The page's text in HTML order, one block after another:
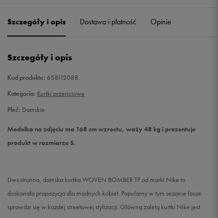
S Powiadom o dostępności
XL Powiadom o dostępności
Szczegóły i opis Dostawa i płatność Opinie
Szczegóły i opis
Kod produktu: 658112088
Kategoria: Kurtki przejściowe
Płeć: Damskie
Modelka na zdjęciu ma 168 cm wzrostu, waży 48 kg i prezentuje
produkt w rozmiarze S.
Dwustronna, damska kurtka WOVEN BOMBER TP od marki Nike to
doskonała propozycja dla modnych kobiet. Popularny w tym sezonie fason
sprawdzi się w każdej streetowej stylizacji. Główną zaletą kurtki Nike jest